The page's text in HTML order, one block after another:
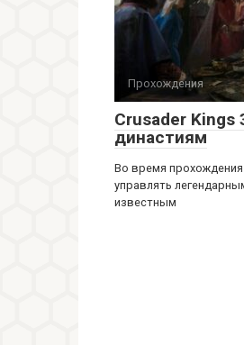
Прохождения
Crusader Kings
династиям
Во время
управлять
известным